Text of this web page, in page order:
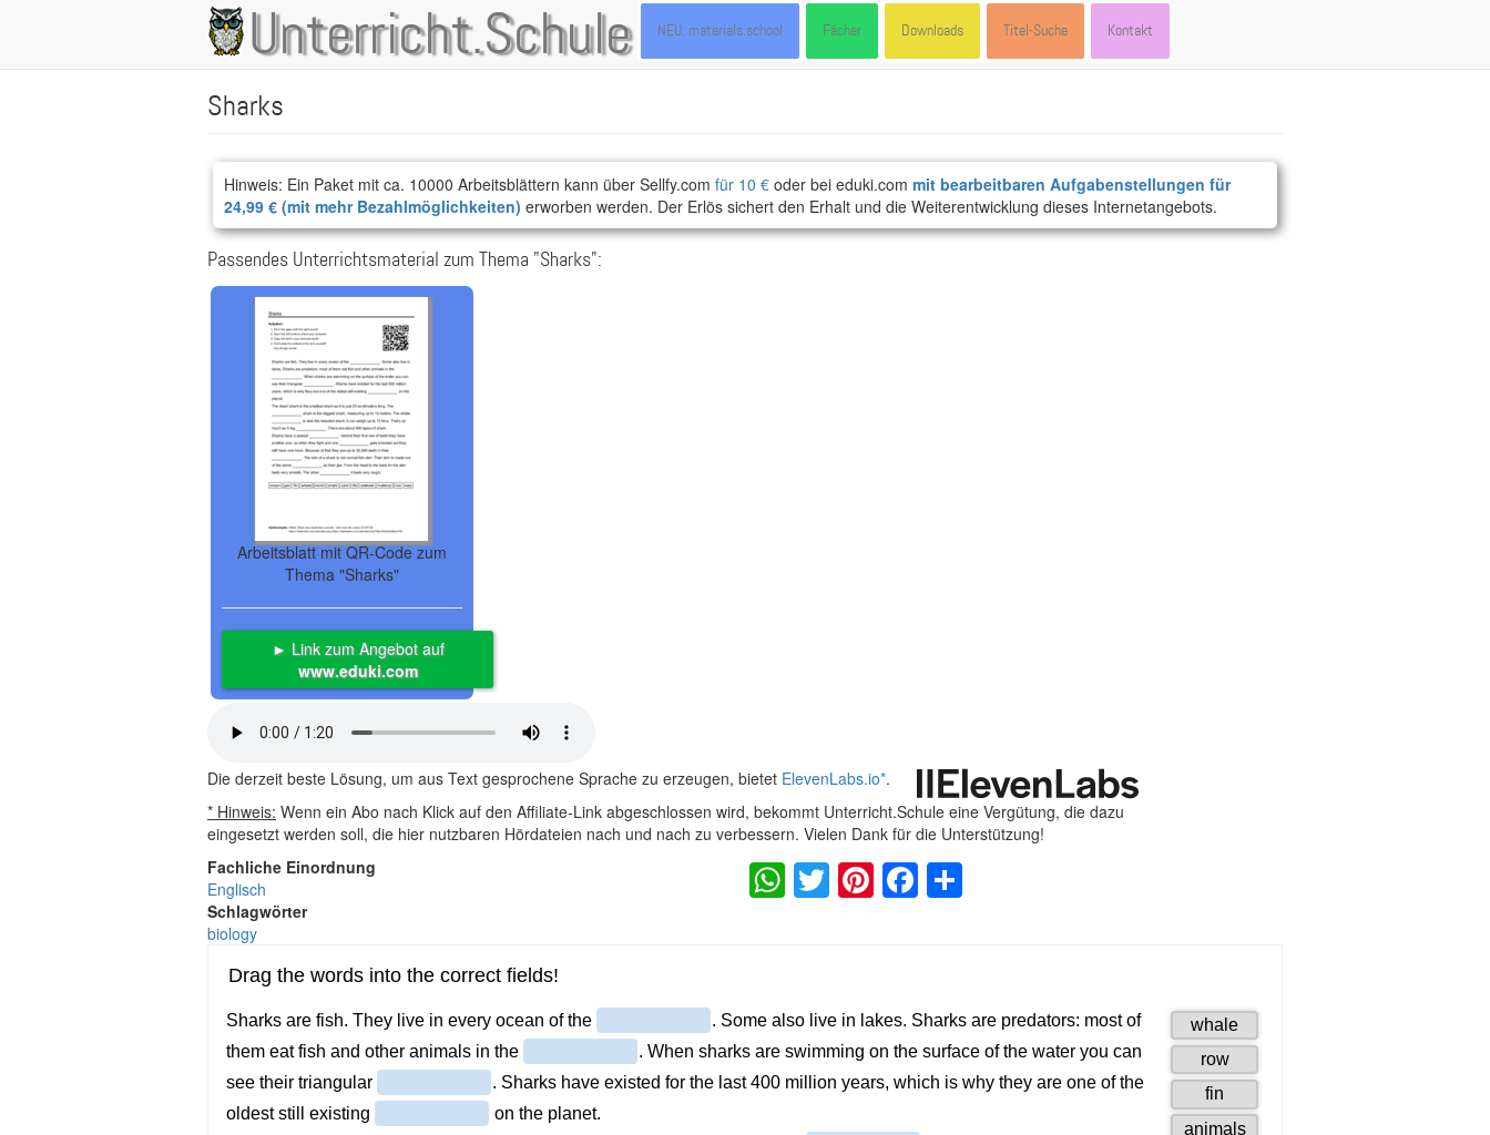
Unterricht.Schule
Main
navigation
NEU: materials.school Fächer Downloads Titel-Suche Kontakt
Sharks
Hinweis: Ein Paket mit ca. 10000 Arbeitsblättern kann über Sellfy.com für 10 € oder bei eduki.com mit bearbeitbaren Aufgabenstellungen für
24,99 € (mit mehr Bezahlmöglichkeiten) erworben werden. Der Erlös sichert den Erhalt und die Weiterentwicklung dieses Internetangebots.
Passendes Unterrichtsmaterial zum Thema "Sharks":
Arbeitsblatt mit QR-Code zum
Thema "Sharks"
► Link zum Angebot auf
www.eduki.com
Die derzeit beste Lösung, um aus Text gesprochene Sprache zu erzeugen, bietet ElevenLabs.io*.
* Hinweis: Wenn ein Abo nach Klick auf den Affiliate-Link abgeschlossen wird, bekommt Unterricht.Schule eine Vergütung, die dazu
eingesetzt werden soll, die hier nutzbaren Hördateien nach und nach zu verbessern. Vielen Dank für die Unterstützung!
Fachliche Einordnung
Englisch
Schlagwörter
biology
WhatsApp
Twitter
Pinterest
Facebook